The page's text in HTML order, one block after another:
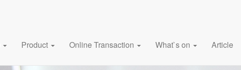
Product Online Transaction What`s on Article